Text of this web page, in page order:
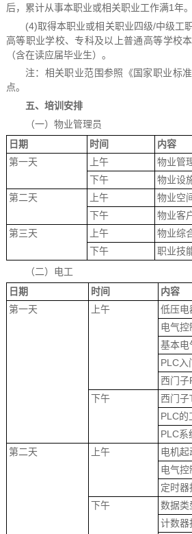
后，累计从事本职业或相关职业工作满1年。
(4)取得本职业或相关职业四级/中级工
高等职业学校、专科及以上普通高等学校
（含在读应届毕业生）。
注：相关职业范围参照《国家职业标
点。
五、 培训安排
（一）物业管理员
日期
时间
内容
第一天
上午
物业管
下午
物业设
第二天
上午
物业空
下午
物业客
第三天
上午
物业综
下午
职业技
（二）电工
日期
时间
内容
第一天
上午
低压电
电气控
基本电
PLC入
西门子
下午
西门子
PLC的
PLC系
第二天
上午
电机
电气
定时器
下午
数据类
计数器